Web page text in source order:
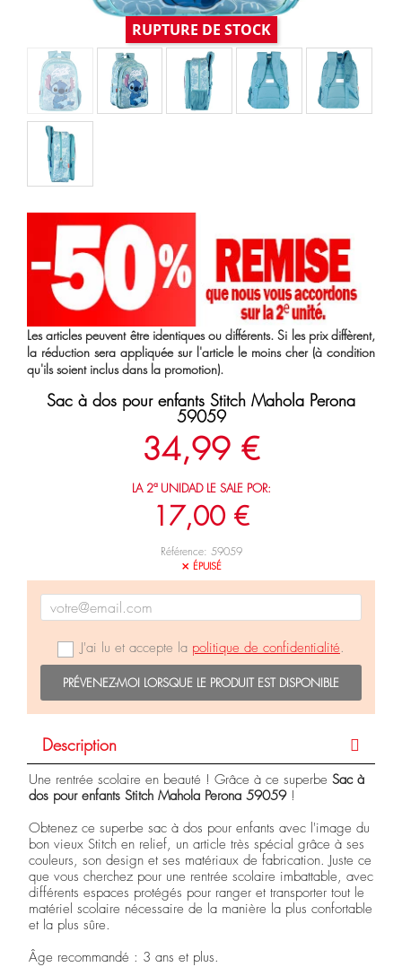
RUPTURE DE STOCK
Les articles peuvent être identiques ou différents. Si les prix diffèrent,
la réduction sera appliquée sur l'article le moins cher (à condition
qu'ils soient inclus dans la promotion).
Sac à dos pour enfants Stitch Mahola Perona
59059
34,99 €
LA 2ª UNIDAD LE SALE POR:
17,00 €
Référence: 59059
close ÉPUISÉ
J'ai lu et accepte la politique de confidentialité.
PRÉVENEZ-MOI LORSQUE LE PRODUIT EST DISPONIBLE
Description
Une rentrée scolaire en beauté ! Grâce à ce superbe Sac à
dos pour enfants Stitch Mahola Perona 59059!
Obtenez ce superbe sac à dos pour enfants avec l'image du
bon vieux Stitch en relief, un article très spécial grâce à ses
couleurs, son design et ses matériaux de fabrication. Juste ce
que vous cherchez pour une rentrée scolaire imbattable, avec
différents espaces protégés pour ranger et transporter tout le
matériel scolaire nécessaire de la manière la plus confortable
et la plus sûre.
Âge recommandé : 3 ans et plus.